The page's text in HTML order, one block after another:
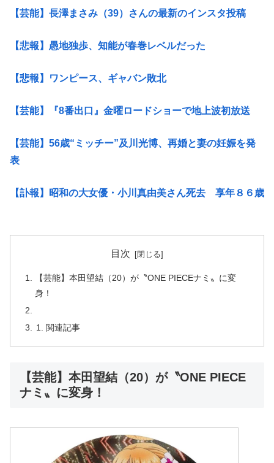
【芸能】長澤まさみ（39）さんの最新のインスタ投稿
【悲報】愚地独歩、知能が春巻レベルだった
【悲報】ワンピース、ギャバン敗北
【芸能】『8番出口』金曜ロードショーで地上波初放送
【芸能】56歳“ミッチー”及川光博、再婚と妻の妊娠を発
表
【訃報】昭和の大女優・小川真由美さん死去 享年８６歳
目次
【芸能】本田望結（20）が〝ONE PIECEナミ〟に変
身！
関連記事
【芸能】本田望結（20）が〝ONE PIECE
ナミ〟に変身！